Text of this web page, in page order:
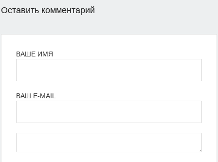
Оставить комментарий
ВАШЕ ИМЯ
ВАШ E-MAIL